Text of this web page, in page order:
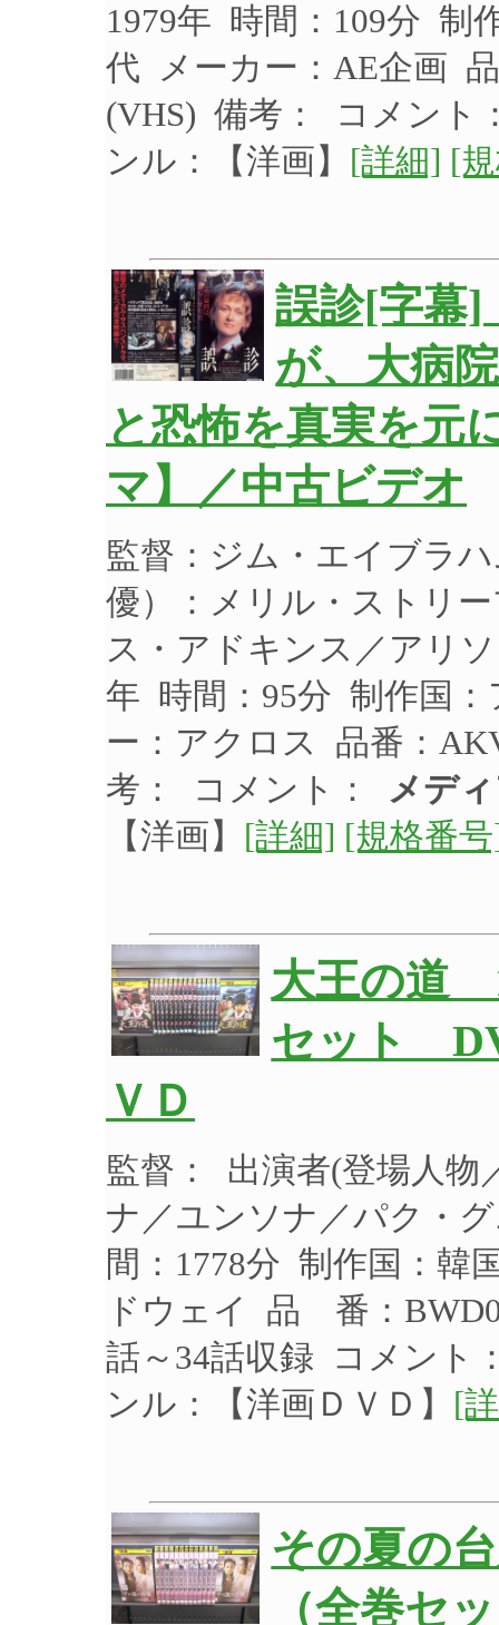
1979年 時間：109分 制
代 メーカー：AE企画
(VHS) 備考： コメント
ンル：【洋画】 [詳細] [
誤診[字幕]
が、大病
と恐怖を真実を元
マ】／中古ビデオ
監督：ジム・エイブラ
優）：メリル・ストリ
ス・アドキンス／アリ
年 時間：95分 制作国
ー：アクロス 品番：
考： コメント：
メデ
【洋画】 [詳細] [規格番
大王の道
セット
ＶＤ
監督： 出演者(登場人物
ナ／ユンソナ／パク・
間：1778分 制作国：韓
ドウェイ 品 番：
話～34話収録 コメント
ンル：【洋画ＤＶＤ】 [
その夏の
（全巻